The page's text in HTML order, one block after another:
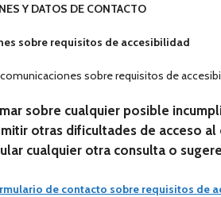
Y DATOS DE CONTACTO
sobre requisitos de accesibilidad
sobre requisitos de
sobre cualquier posible
otras dificultades de acceso al
cualquier otra consulta o
de contacto sobre requisitos de